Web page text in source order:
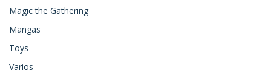
Magic the Gathering
Mangas
Toys
Varios